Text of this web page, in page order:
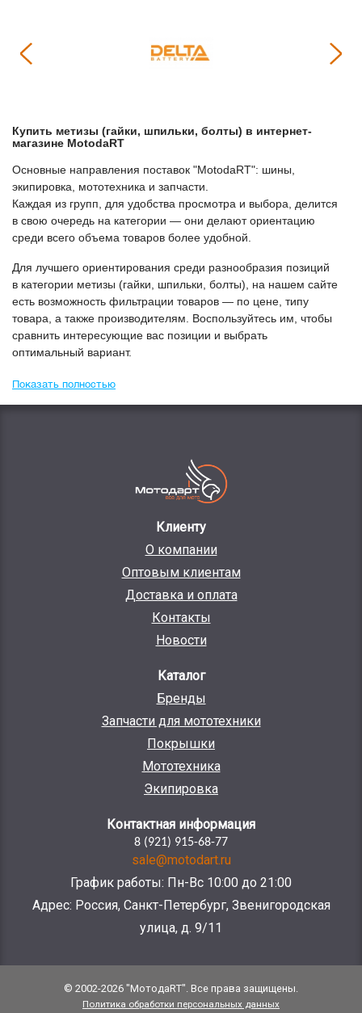
Купить Метизы (гайки, шпильки, болты) в интернет-
магазине МоtodaRT
Основные направления поставок "МоtodaRT": шины,
экипировка, мототехника и запчасти.
Каждая из групп, для удобства просмотра и выбора, делится
в свою очередь на категории — они делают ориентацию
среди всего объема товаров более удобной.
Для лучшего ориентирования среди разнообразия позиций
в категории
Метизы (гайки, шпильки, болты) , на нашем сайте
есть возможность фильтрации товаров — по цене, типу
товара, а также производителям. Воспользуйтесь им, чтобы
сравнить интересующие вас позиции и выбрать
оптимальный вариант.
Показать полностью
Клиенту
О компании
Оптовым клиентам
Доставка и оплата
Контакты
Новости
Каталог
Бренды
Запчасти для мототехники
Покрышки
Мототехника
Экипировка
Контактная информация
8 (921) 915-68-77
sale@motodart.ru
График работы: Пн-Вс 10:00 до 21:00
Адрес: Россия, Санкт-Петербург, Звенигородская
улица, д. 9/11
© 2002-2026 "МотодаRT". Все права защищены.
Политика обработки персональных данных